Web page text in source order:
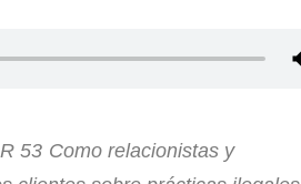
53 Como relacionistas y